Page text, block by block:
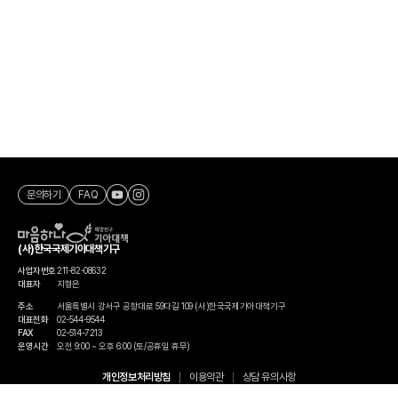
(사)한국국제기아대책기구
사업자번호211-82-08632
대표자
지형은
주소
서울특별시 강서구 공항대로 59다길 109 (사)한국국제기아대책기구
대표전화
02-544-9544
FAX
02-514-7213
운영시간
오전 9:00 ~ 오후 6:00 (토/공휴일 휴무)
문의하기 FAQ
개인정보처리방침 이용약관 상담 유의사항